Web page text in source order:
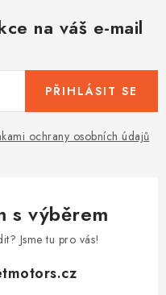
na váš e-mail
ochrany osobních údajů
PŘIHLÁSIT SE
s výběrem
Jsme tu pro vás!